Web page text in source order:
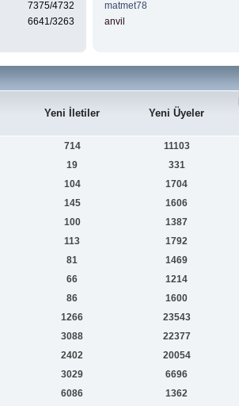
7375/4732
6641/3263
matmet78
anvil
Yeni İletiler Yeni Üyeler
714 11103
19 331
104 1704
145 1606
100 1387
113 1792
81 1469
66 1214
86 1600
1266 23543
3088 22377
2402 20054
3029 6696
6086 1362